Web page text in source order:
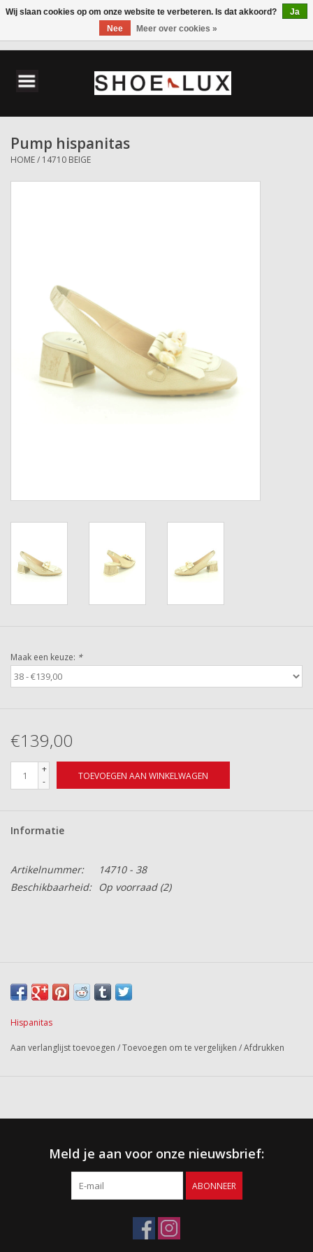
Herenschoenen
Accessoires
Pump hispanitas
HOME/ 14710 BEIGE
Maak een keuze: *
€139,00
+
-
TOEVOEGEN AAN WINKELWAGEN
Informatie
Artikelnummer:
14710 - 38
Beschikbaarheid:
Op voorraad(2)
Hispanitas
Aan verlanglijst toevoegen /Toevoegen om te vergelijken /Afdrukken
Meld je aan voor onze nieuwsbrief:
ABONNEER
Wij slaan cookies op om onze website te verbeteren. Is dat akkoord?
Ja
Nee
Meer over cookies »